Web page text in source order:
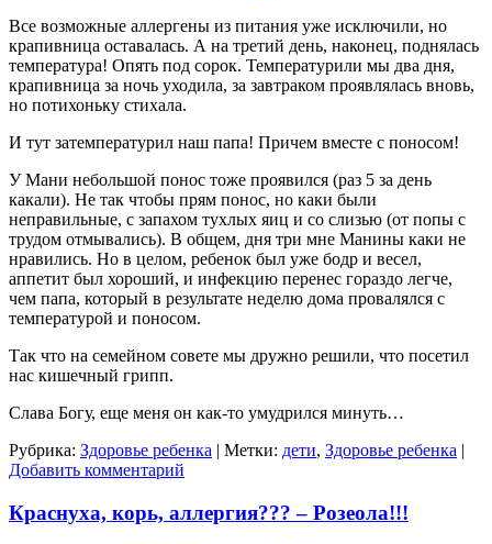
Все возможные аллергены из питания уже исключили, но
крапивница оставалась. А на третий день, наконец, поднялась
температура! Опять под сорок. Температурили мы два дня,
крапивница за ночь уходила, за завтраком проявлялась вновь,
но потихоньку стихала.
И тут затемпературил наш папа! Причем вместе с поносом!
У Мани небольшой понос тоже проявился (раз 5 за день
какали). Не так чтобы прям понос, но каки были
неправильные, с запахом тухлых яиц и со слизью (от попы с
трудом отмывались). В общем, дня три мне Манины каки не
нравились. Но в целом, ребенок был уже бодр и весел,
аппетит был хороший, и инфекцию перенес гораздо легче,
чем папа, который в результате неделю дома провалялся с
температурой и поносом.
Так что на семейном совете мы дружно решили, что посетил
нас кишечный грипп.
Слава Богу, еще меня он как-то умудрился минуть…
Рубрика: Здоровье ребенка | Метки: дети, Здоровье ребенка |
Добавить комментарий
Краснуха, корь, аллергия??? – Розеола!!!